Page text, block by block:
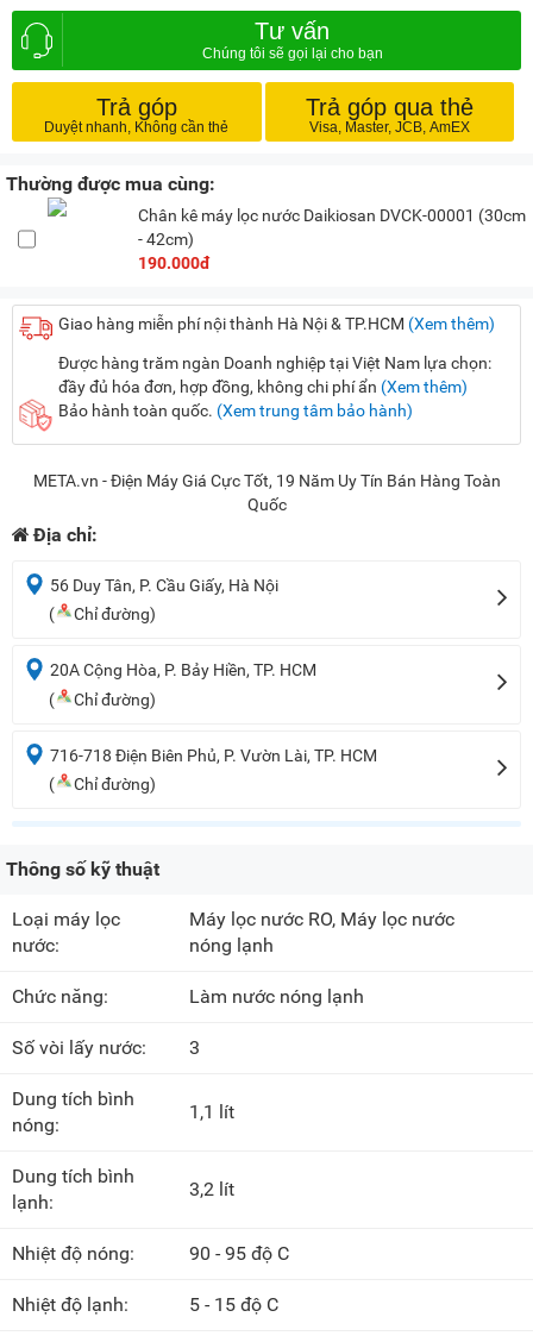
Tư vấn
Trả góp Trả góp qua thẻ
Thường được mua cùng:
Chân kê máy lọc nước Daikiosan DVCK-00001 (30cm
- 42cm)
190.000đ
Giao hàng miễn phí nội thành Hà Nội & TP.HCM (Xem thêm)
Được hàng trăm ngàn Doanh nghiệp tại Việt Nam lựa chọn:
đầy đủ hóa đơn, hợp đồng, không chi phí ẩn (Xem thêm)
Bảo hành toàn quốc. (Xem trung tâm bảo hành)
META.vn - Điện Máy Giá Cực Tốt, 19 Năm Uy Tín Bán Hàng Toàn
Quốc
Địa chỉ:
56 Duy Tân, P. Cầu Giấy, Hà Nội
(
Chỉ đường)
20A Cộng Hòa, P. Bảy Hiền, TP. HCM
(
Chỉ đường)
716-718 Điện Biên Phủ, P. Vườn Lài, TP. HCM
(
Chỉ đường)
Thông số kỹ thuật
Loại máy lọc
nước:
Máy lọc nước RO, Máy lọc nước
nóng lạnh
Chức năng: Làm nước nóng lạnh
Số vòi lấy nước: 3
Dung tích bình
nóng:
1,1 lít
Dung tích bình
lạnh:
3,2 lít
Nhiệt độ nóng: 90 - 95 độ C
Nhiệt độ lạnh: 5 - 15 độ C